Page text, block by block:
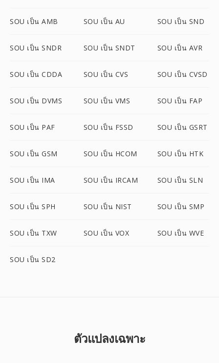
SOU เป็น AMB SOU เป็น AU SOU เป็น SND
SOU เป็น SNDR SOU เป็น SNDT SOU เป็น AVR
SOU เป็น CDDA SOU เป็น CVS SOU เป็น CVSD
SOU เป็น DVMS SOU เป็น VMS SOU เป็น FAP
SOU เป็น PAF SOU เป็น FSSD SOU เป็น GSRT
SOU เป็น GSM SOU เป็น HCOM SOU เป็น HTK
SOU เป็น IMA SOU เป็น IRCAM SOU เป็น SLN
SOU เป็น SPH SOU เป็น NIST SOU เป็น SMP
SOU เป็น TXW SOU เป็น VOX SOU เป็น WVE
SOU เป็น SD2
ตัวแปลงเฉพาะ